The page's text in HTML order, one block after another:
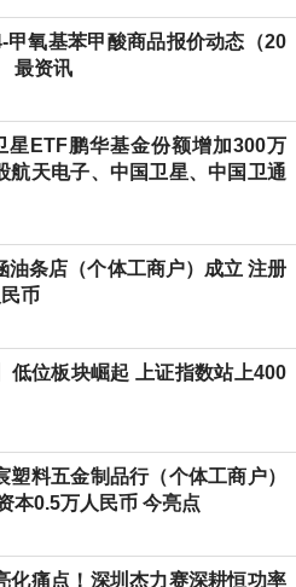
甲氧基苯甲酸商品报价动态（20
最资讯
星ETF鹏华基金份额增加300万
航天电子、中国卫星、中国卫通
油条店（个体工商户）成立 注册
币
低位板块崛起 上证指数站上400
塑料五金制品行（个体工商户）
本0.5万人民币 今亮点
化痛点！深圳杰力赛深耕恒功率